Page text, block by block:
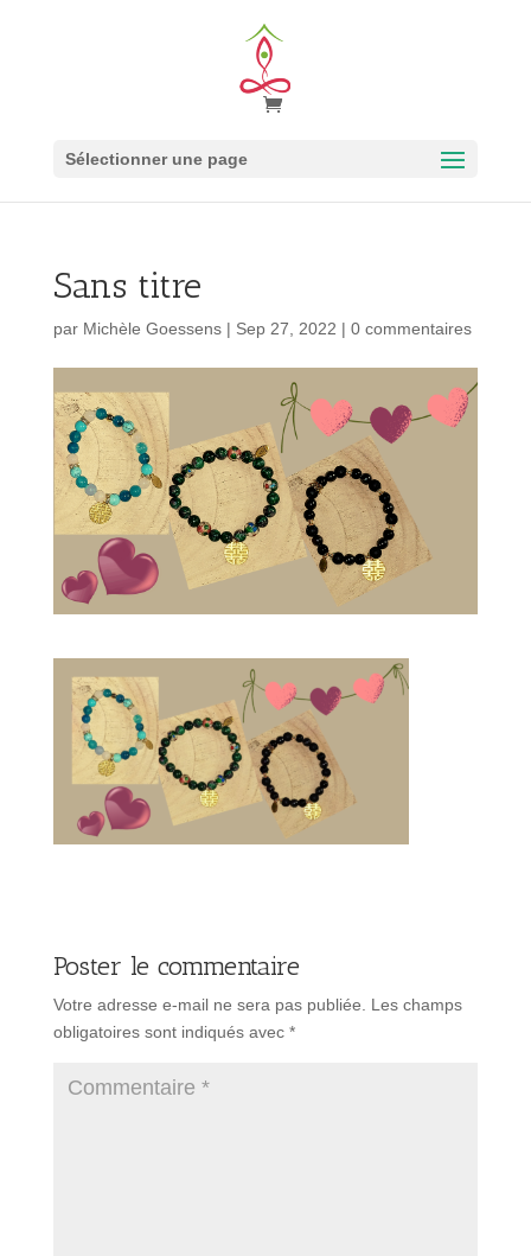
Sélectionner une page
Sans titre
par Michèle Goessens| Sep 27, 2022 | 0 commentaires
Poster le commentaire
Votre adresse e-mail ne sera pas publiée. Les champs
obligatoires sont indiqués avec *